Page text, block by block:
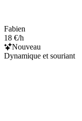
Fabien
18 €/h
Nouveau
Dynamique et souriant